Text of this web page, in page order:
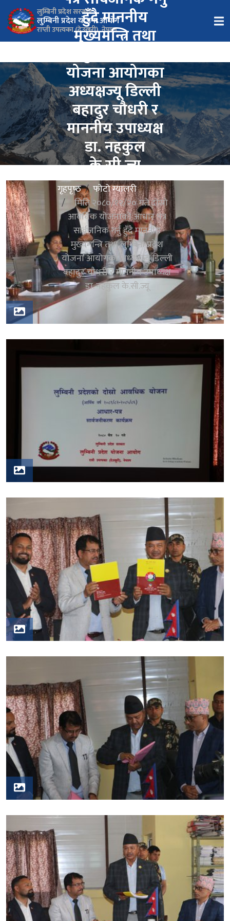
लुम्बिनी प्रदेश सरकार
लुम्बिनी प्रदेश योजना आयोग
राप्ती उपत्यका (देउखुरी), नेपाल
हुँदै माननीय
मुख्यमन्त्रि तथा
योजना आयोगका
अध्यक्षज्यू डिल्ली
बहादुर चौधरी र
माननीय उपाध्यक्ष
डा. नहकुल
के.सी.ज्यू
गृहपृष्‍ठ
फोटो ग्यालरी
मिति २०८०/१२/२० गते दोस्रो
आवधिक योजनाको आधार पत्र
सार्वजनिक गर्नु हुँदै माननीय
मुख्यमन्त्रि तथा लुम्बिनी प्रदेश
योजना आयोगका अध्यक्षज्यू डिल्ली
बहादुर चौधरी र माननीय उपाध्यक्ष
डा. नहकुल के.सी.ज्यू